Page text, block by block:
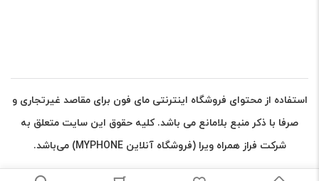
استفاده از محتوای فروشگاه اینترنتی مای فون برای مقاصد غیرتجاری و
صرفا با ذکر منبع بلامانع می باشد. کلیه حقوق این سایت متعلق به
شرکت فراز همراه ویرا (فروشگاه آنلاین MYPHONE) می‌باشد.